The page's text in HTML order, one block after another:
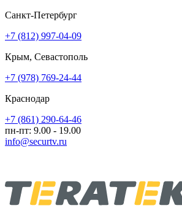
Санкт-Петербург
+7 (812) 997-04-09
Крым, Севастополь
+7 (978) 769-24-44
Краснодар
+7 (861) 290-64-46
пн-пт: 9.00 - 19.00
info@securtv.ru